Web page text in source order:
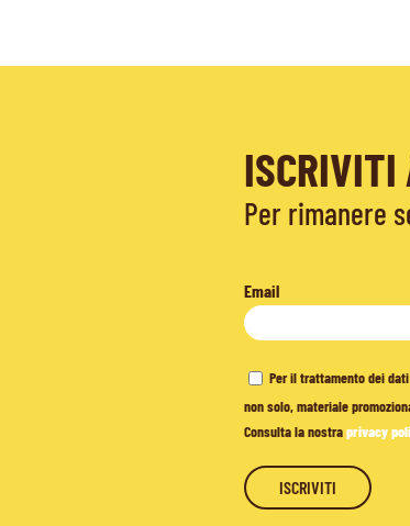
ISCRIVITI
Per rimanere
Email
Per il trattamento dei
non solo, materiale
Consulta la nostraprivacy